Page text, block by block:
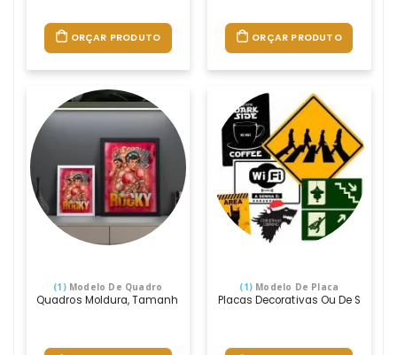
ORÇAR PRODUTO ORÇAR PRODUTO
(1)Modelo De Quadro
Quadros Moldura, Tamanhos A3 E A4, Que Podem Ser Feitos Com
(1)Modelo De Placa
Placas Decorativas Ou De